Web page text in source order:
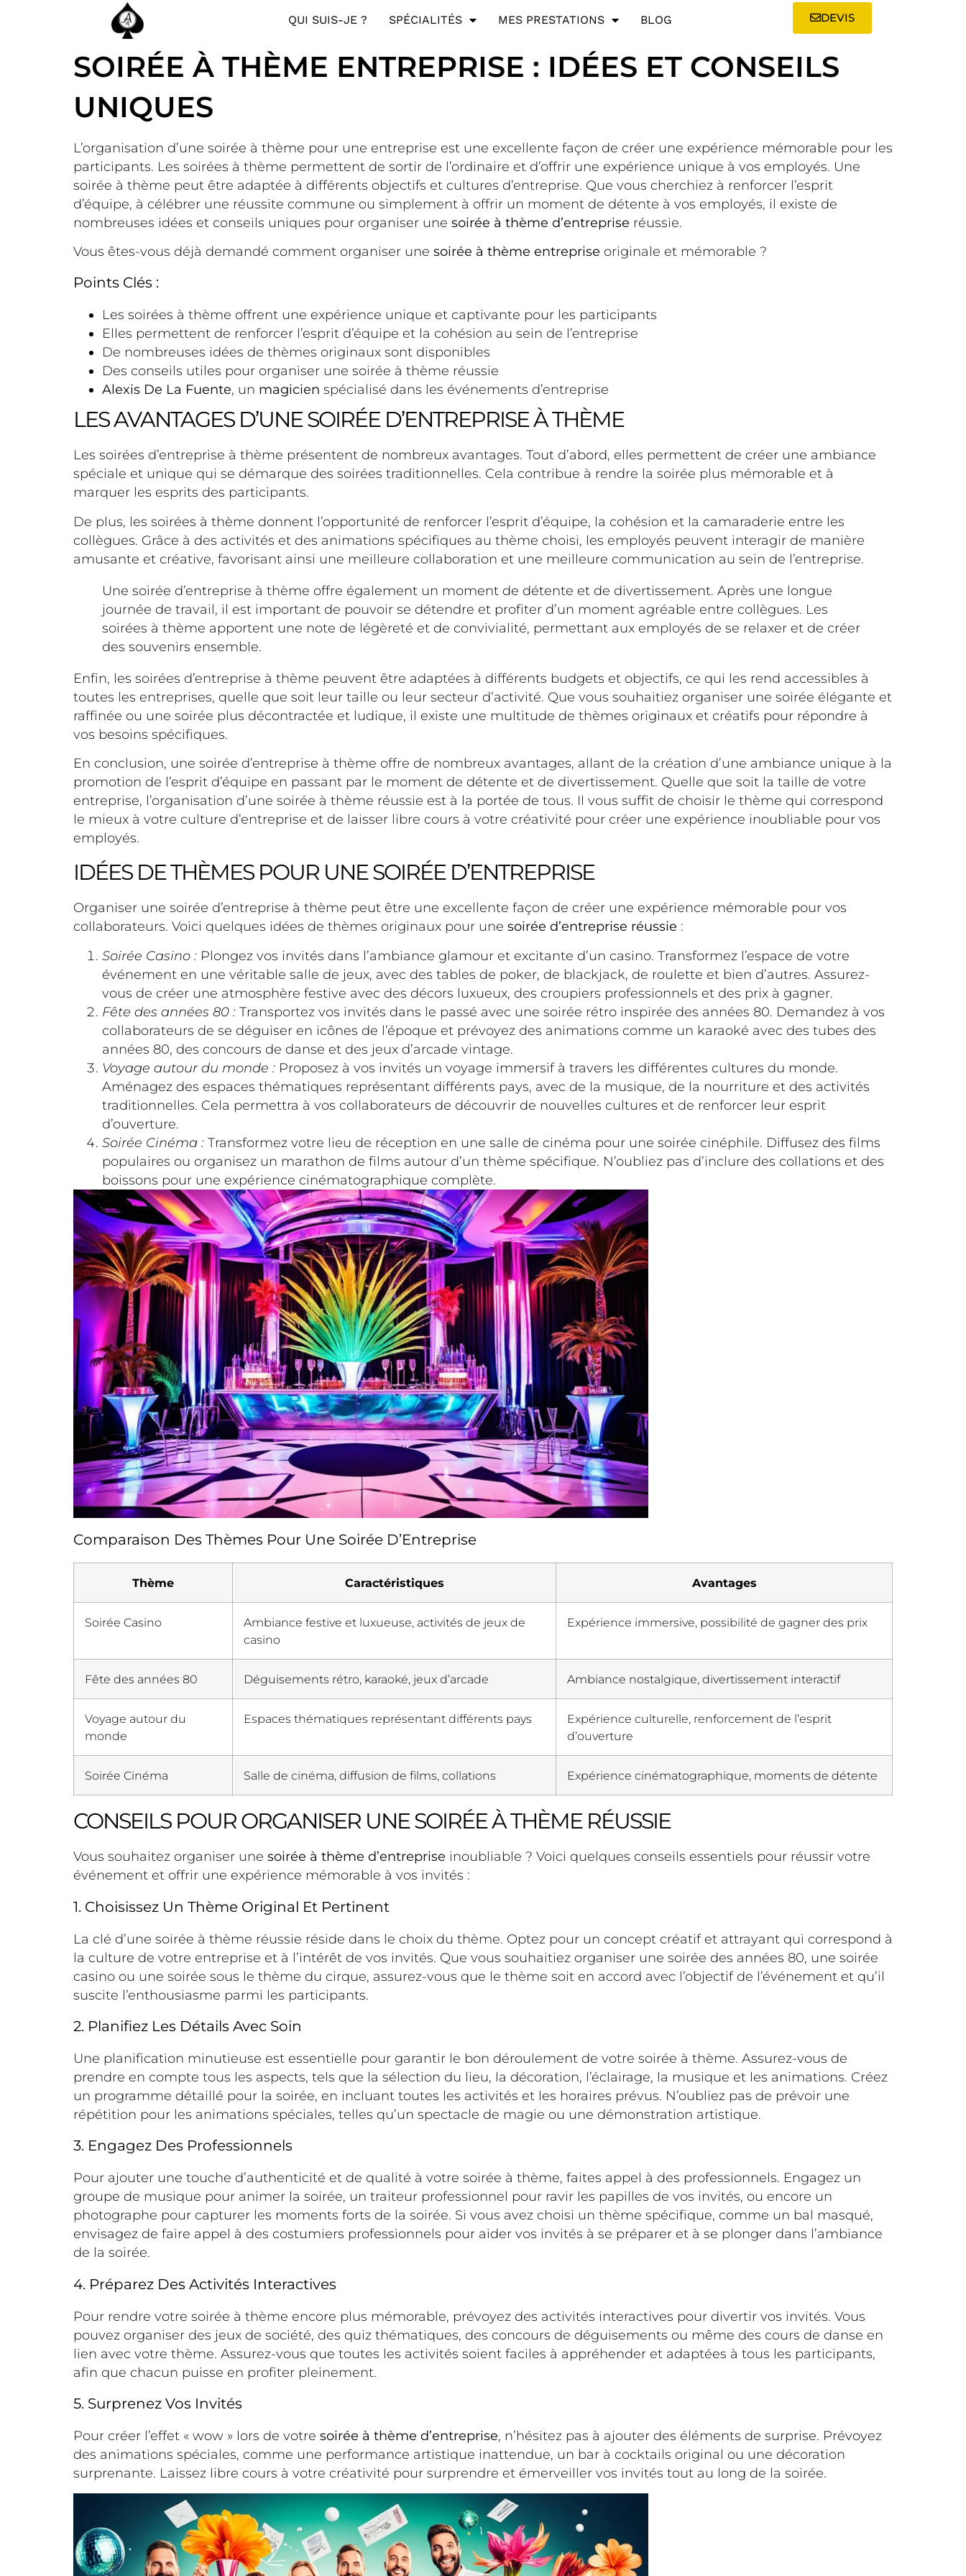
QUI SUIS-JE ? SPÉCIALITÉS MES PRESTATIONS BLOG DEVIS
SOIRÉE À THÈME ENTREPRISE : IDÉES ET CONSEILS
UNIQUES
L’organisation d’une soirée à thème pour une entreprise est une excellente façon de créer une expérience mémorable pour les
participants. Les soirées à thème permettent de sortir de l’ordinaire et d’offrir une expérience unique à vos employés. Une
soirée à thème peut être adaptée à différents objectifs et cultures d’entreprise. Que vous cherchiez à renforcer l’esprit
d’équipe, à célébrer une réussite commune ou simplement à offrir un moment de détente à vos employés, il existe de
nombreuses idées et conseils uniques pour organiser une soirée à thème d’entreprise réussie.
Vous êtes-vous déjà demandé comment organiser une soirée à thème entreprise originale et mémorable ?
Points Clés :
Les soirées à thème offrent une expérience unique et captivante pour les participants
Elles permettent de renforcer l’esprit d’équipe et la cohésion au sein de l’entreprise
De nombreuses idées de thèmes originaux sont disponibles
Des conseils utiles pour organiser une soirée à thème réussie
Alexis De La Fuente, un magicien spécialisé dans les événements d’entreprise
LES AVANTAGES D’UNE SOIRÉE D’ENTREPRISE À THÈME
Les soirées d’entreprise à thème présentent de nombreux avantages. Tout d’abord, elles permettent de créer une ambiance
spéciale et unique qui se démarque des soirées traditionnelles. Cela contribue à rendre la soirée plus mémorable et à
marquer les esprits des participants.
De plus, les soirées à thème donnent l’opportunité de renforcer l’esprit d’équipe, la cohésion et la camaraderie entre les
collègues. Grâce à des activités et des animations spécifiques au thème choisi, les employés peuvent interagir de manière
amusante et créative, favorisant ainsi une meilleure collaboration et une meilleure communication au sein de l’entreprise.
Une soirée d’entreprise à thème offre également un moment de détente et de divertissement. Après une longue
journée de travail, il est important de pouvoir se détendre et profiter d’un moment agréable entre collègues. Les
soirées à thème apportent une note de légèreté et de convivialité, permettant aux employés de se relaxer et de créer
des souvenirs ensemble.
Enfin, les soirées d’entreprise à thème peuvent être adaptées à différents budgets et objectifs, ce qui les rend accessibles à
toutes les entreprises, quelle que soit leur taille ou leur secteur d’activité. Que vous souhaitiez organiser une soirée élégante et
raffinée ou une soirée plus décontractée et ludique, il existe une multitude de thèmes originaux et créatifs pour répondre à
vos besoins spécifiques.
En conclusion, une soirée d’entreprise à thème offre de nombreux avantages, allant de la création d’une ambiance unique à la
promotion de l’esprit d’équipe en passant par le moment de détente et de divertissement. Quelle que soit la taille de votre
entreprise, l’organisation d’une soirée à thème réussie est à la portée de tous. Il vous suffit de choisir le thème qui correspond
le mieux à votre culture d’entreprise et de laisser libre cours à votre créativité pour créer une expérience inoubliable pour vos
employés.
IDÉES DE THÈMES POUR UNE SOIRÉE D’ENTREPRISE
Organiser une soirée d’entreprise à thème peut être une excellente façon de créer une expérience mémorable pour vos
collaborateurs. Voici quelques idées de thèmes originaux pour une soirée d’entreprise réussie :
Soirée Casino : Plongez vos invités dans l’ambiance glamour et excitante d’un casino. Transformez l’espace de votre
événement en une véritable salle de jeux, avec des tables de poker, de blackjack, de roulette et bien d’autres. Assurez-
vous de créer une atmosphère festive avec des décors luxueux, des croupiers professionnels et des prix à gagner.
Fête des années 80 : Transportez vos invités dans le passé avec une soirée rétro inspirée des années 80. Demandez à vos
collaborateurs de se déguiser en icônes de l’époque et prévoyez des animations comme un karaoké avec des tubes des
années 80, des concours de danse et des jeux d’arcade vintage.
Voyage autour du monde : Proposez à vos invités un voyage immersif à travers les différentes cultures du monde.
Aménagez des espaces thématiques représentant différents pays, avec de la musique, de la nourriture et des activités
traditionnelles. Cela permettra à vos collaborateurs de découvrir de nouvelles cultures et de renforcer leur esprit
d’ouverture.
Soirée Cinéma : Transformez votre lieu de réception en une salle de cinéma pour une soirée cinéphile. Diffusez des films
populaires ou organisez un marathon de films autour d’un thème spécifique. N’oubliez pas d’inclure des collations et des
boissons pour une expérience cinématographique complète.
Comparaison Des Thèmes Pour Une Soirée D’Entreprise
Thème Caractéristiques Avantages
Soirée Casino
Ambiance festive et luxueuse, activités de jeux de
casino
Expérience immersive, possibilité de gagner des prix
Fête des années 80 Déguisements rétro, karaoké, jeux d’arcade Ambiance nostalgique, divertissement interactif
Voyage autour du
monde
Espaces thématiques représentant différents pays
Expérience culturelle, renforcement de l’esprit
d’ouverture
Soirée Cinéma Salle de cinéma, diffusion de films, collations Expérience cinématographique, moments de détente
CONSEILS POUR ORGANISER UNE SOIRÉE À THÈME RÉUSSIE
Vous souhaitez organiser une soirée à thème d’entreprise inoubliable ? Voici quelques conseils essentiels pour réussir votre
événement et offrir une expérience mémorable à vos invités :
1. Choisissez Un Thème Original Et Pertinent
La clé d’une soirée à thème réussie réside dans le choix du thème. Optez pour un concept créatif et attrayant qui correspond à
la culture de votre entreprise et à l’intérêt de vos invités. Que vous souhaitiez organiser une soirée des années 80, une soirée
casino ou une soirée sous le thème du cirque, assurez-vous que le thème soit en accord avec l’objectif de l’événement et qu’il
suscite l’enthousiasme parmi les participants.
2. Planifiez Les Détails Avec Soin
Une planification minutieuse est essentielle pour garantir le bon déroulement de votre soirée à thème. Assurez-vous de
prendre en compte tous les aspects, tels que la sélection du lieu, la décoration, l’éclairage, la musique et les animations. Créez
un programme détaillé pour la soirée, en incluant toutes les activités et les horaires prévus. N’oubliez pas de prévoir une
répétition pour les animations spéciales, telles qu’un spectacle de magie ou une démonstration artistique.
3. Engagez Des Professionnels
Pour ajouter une touche d’authenticité et de qualité à votre soirée à thème, faites appel à des professionnels. Engagez un
groupe de musique pour animer la soirée, un traiteur professionnel pour ravir les papilles de vos invités, ou encore un
photographe pour capturer les moments forts de la soirée. Si vous avez choisi un thème spécifique, comme un bal masqué,
envisagez de faire appel à des costumiers professionnels pour aider vos invités à se préparer et à se plonger dans l’ambiance
de la soirée.
4. Préparez Des Activités Interactives
Pour rendre votre soirée à thème encore plus mémorable, prévoyez des activités interactives pour divertir vos invités. Vous
pouvez organiser des jeux de société, des quiz thématiques, des concours de déguisements ou même des cours de danse en
lien avec votre thème. Assurez-vous que toutes les activités soient faciles à appréhender et adaptées à tous les participants,
afin que chacun puisse en profiter pleinement.
5. Surprenez Vos Invités
Pour créer l’effet « wow » lors de votre soirée à thème d’entreprise, n’hésitez pas à ajouter des éléments de surprise. Prévoyez
des animations spéciales, comme une performance artistique inattendue, un bar à cocktails original ou une décoration
surprenante. Laissez libre cours à votre créativité pour surprendre et émerveiller vos invités tout au long de la soirée.